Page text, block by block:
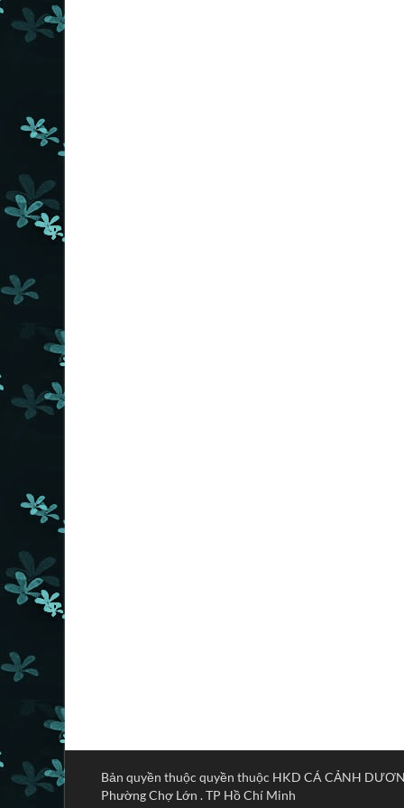
Bản quyền thuộc quyền thuộc HKD CÁ CẢNH
Phường Chợ Lớn . TP Hồ Chí Minh